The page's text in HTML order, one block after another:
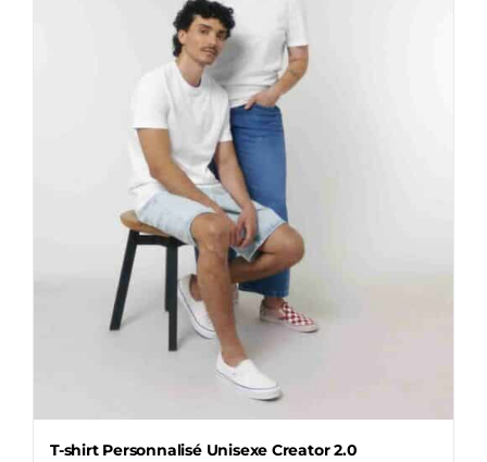
T-shirt Personnalisé Unisexe Creator 2.0